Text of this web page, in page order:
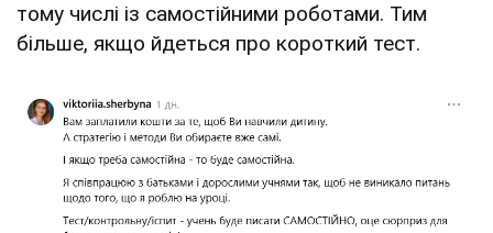
тому числі із самостійними роботами. Тим
більше, якщо йдеться про короткий тест.